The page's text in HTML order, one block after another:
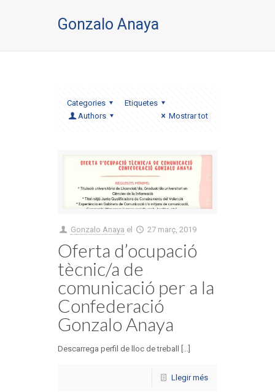
Gonzalo Anaya
Categories
Etiquetes
Authors
Mostrar tot
Gonzalo Anaya el 27 març, 2019
Oferta d’ocupació
tècnic/a de
comunicació per a la
Confederació
Gonzalo Anaya
Descarrega perfil de lloc de treball [...]
Llegir més